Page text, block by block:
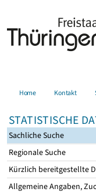
Home Kontakt
STATISTISCHE
Sachliche Suche
Regionale Suche
Kürzlich bereitgestellte
Allgemeine Angaben,